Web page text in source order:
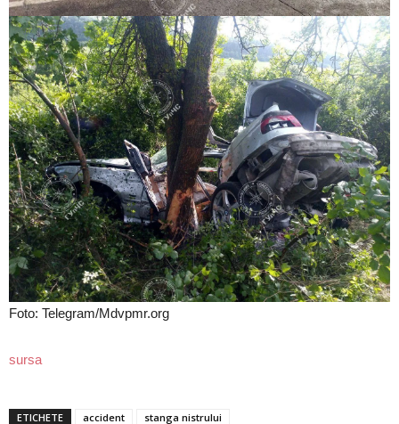
Foto: Telegram/Mdvpmr.org
sursa
ETICHETE accident stanga nistrului